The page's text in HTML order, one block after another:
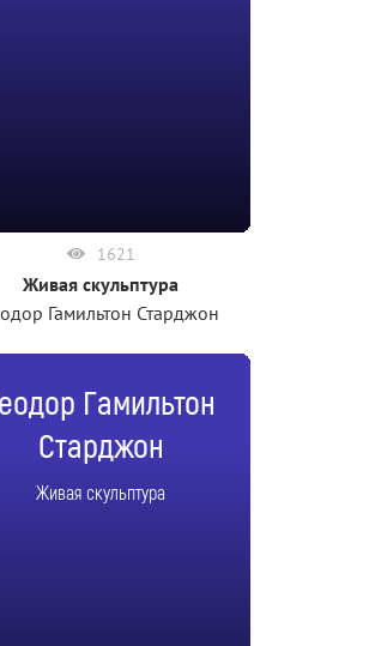
1621
Живая скульптура
Гамильтон Старджон
Гамильтон
Старджон
Живая скульптура